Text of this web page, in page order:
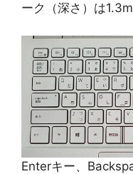
ーク（深さ）は
Enterキー、